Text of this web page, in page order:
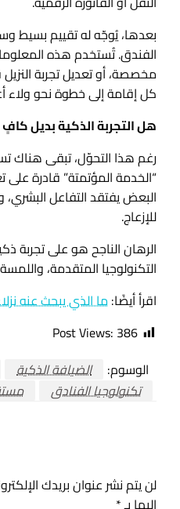
بعدها، يُوجّه له تقييم بسيط
الفندق. تُستخدم هذه
مخصصة، أو تعديل تجربة
كل إقامة إلى خطوة نحو ولاء
هل التجربة الذكية بديل كافٍ
رغم هذا التحوّل، تبقى هناك
“الخدمة المؤتمتة” قادرة
البعض يفتقد التفاعل
للإزعاج.
الرهان الناجح هو على تجربة
التكنولوجيا المتقدمة،
اقرأ أيضًا: ما الذي يبحث عنه
Post Views: 386
الوسوم:
الضيافة الذكية
تكنولوجيا الفنادق
لن يتم نشر عنوان بريدك